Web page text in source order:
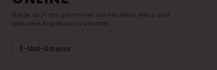
Melde dich an, um immer die neuesten News und
exklusive Angebote zu erhalten.